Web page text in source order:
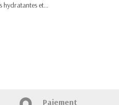
hydratantes et...
Paiement